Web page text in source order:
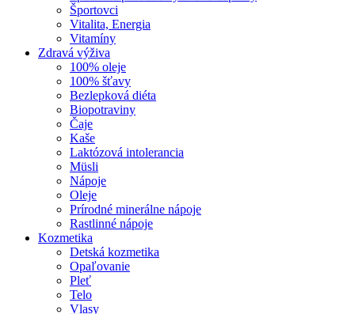
Športovci
Vitalita, Energia
Vitamíny
Zdravá výživa
100% oleje
100% šťavy
Bezlepková diéta
Biopotraviny
Čaje
Kaše
Laktózová intolerancia
Müsli
Nápoje
Oleje
Prírodné minerálne nápoje
Rastlinné nápoje
Kozmetika
Detská kozmetika
Opaľovanie
Pleť
Telo
Vlasy